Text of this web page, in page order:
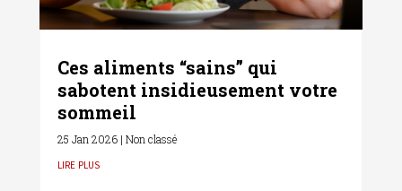
Ces aliments “sains” qui
sabotent insidieusement votre
sommeil
25 Jan 2026| Non classé
lire plus